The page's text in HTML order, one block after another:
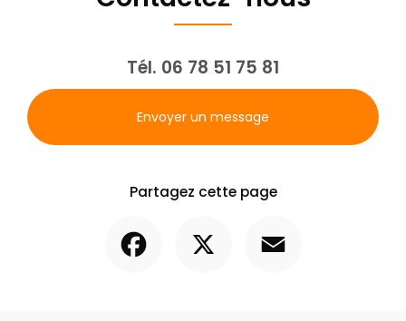
Tél. 06 78 51 75 81
Envoyer un message
Partagez cette page